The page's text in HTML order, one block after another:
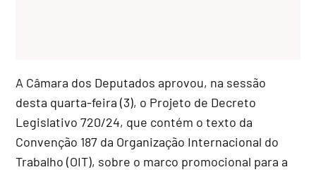
A Câmara dos Deputados aprovou, na sessão
desta quarta-feira (3), o Projeto de Decreto
Legislativo 720/24, que contém o texto da
Convenção 187 da Organização Internacional do
Trabalho (OIT), sobre o marco promocional para a